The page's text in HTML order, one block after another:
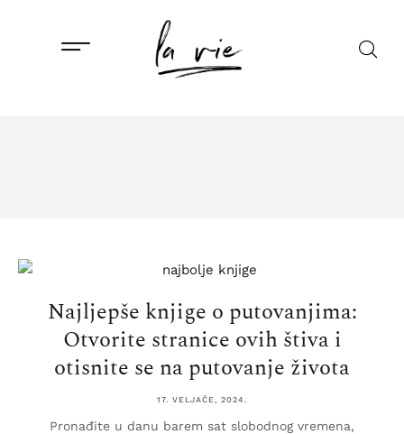
Najljepše knjige o putovanjima:
Otvorite stranice ovih štiva i
otisnite se na putovanje života
17. VELJAČE, 2024.
Pronađite u danu barem sat slobodnog vremena,